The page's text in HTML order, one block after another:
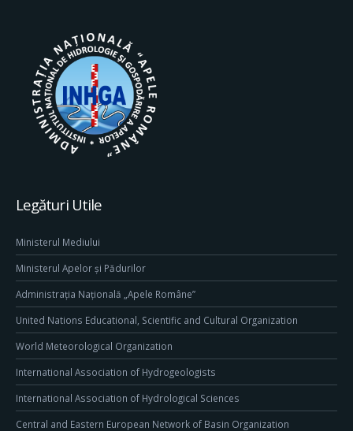
Legături Utile
Ministerul Mediului
Ministerul Apelor și Pădurilor
Administrația Națională „Apele Române”
United Nations Educational, Scientific and Cultural Organization
World Meteorological Organization
International Association of Hydrogeologists
International Association of Hydrological Sciences
Central and Eastern European Network of Basin Organization